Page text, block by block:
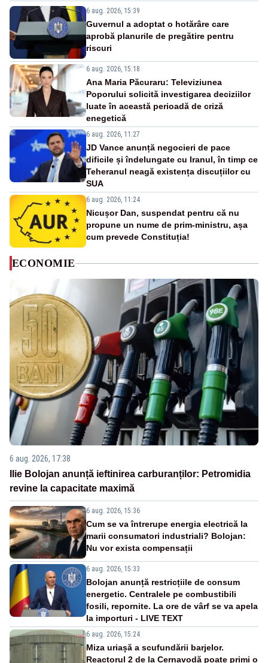
6 aug. 2026, 15:39
Guvernul a adoptat o hotărâre care
aprobă planurile de pregătire pentru
riscuri
6 aug. 2026, 15:18
Ana Maria Păcuraru: Televiziunea
Poporului solicită investigarea deciziilor
luate în această perioadă de criză
enegetică
6 aug. 2026, 11:27
JD Vance anunță negocieri de pace
dificile și îndelungate cu Iranul, în timp ce
Teheranul neagă existența discuțiilor cu
SUA
6 aug. 2026, 11:24
Nicușor Dan, suspendat pentru că nu
propune un nume de prim-ministru, așa
cum prevede Constituția!
ECONOMIE
6 aug. 2026, 17:38
Ilie Bolojan anunță ieftinirea carburanților: Petromidia
revine la capacitate maximă
6 aug. 2026, 15:36
Cum se va întrerupe energia electrică la
marii consumatori industriali? Bolojan:
Nu vor exista compensații
6 aug. 2026, 15:33
Bolojan anunță restricțiile de consum
energetic. Centralele pe combustibili
fosili, repornite. La ore de vârf se va apela
la importuri - LIVE TEXT
6 aug. 2026, 15:24
Miza uriașă a scufundării barjelor.
Reactorul 2 de la Cernavodă poate primi o